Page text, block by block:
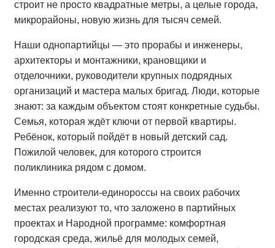
строит не просто квадратные метры, а целые города,
микрорайоны, новую жизнь для тысяч семей.
Наши однопартийцы — это прорабы и инженеры,
архитекторы и монтажники, крановщики и
отделочники, руководители крупных подрядных
организаций и мастера малых бригад. Люди, которые
знают: за каждым объектом стоят конкретные судьбы.
Семья, которая ждёт ключи от первой квартиры.
Ребёнок, который пойдёт в новый детский сад.
Пожилой человек, для которого строится
поликлиника рядом с домом.
Именно строители-единороссы на своих рабочих
местах реализуют то, что заложено в партийных
проектах и Народной программе: комфортная
городская среда, жильё для молодых семей,